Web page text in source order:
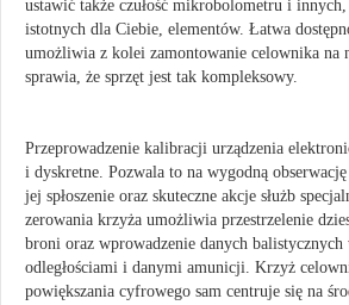
ustawić także czułość mikrobolometru i
istotnych dla Ciebie, elementów. Łatwa
umożliwia z kolei zamontowanie celownika na
sprawia, że sprzęt jest tak kompleksowy.
Przeprowadzenie kalibracji urządzenia
i dyskretne. Pozwala to na wygodną
jej spłoszenie oraz skuteczne akcje służb
zerowania krzyża umożliwia przestrzelenie
broni oraz wprowadzenie danych
odległościami i danymi amunicji. Krzyż
powiększania cyfrowego sam centruje się na